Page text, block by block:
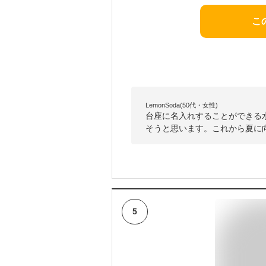
こ
LemonSoda(50代・女性)
台座に名入れすることができ
そうと思います。これから夏
5